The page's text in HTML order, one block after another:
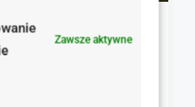
Zawsze aktywne
Działka 620m² +